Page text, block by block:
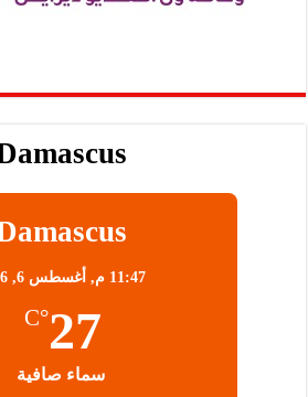
11:47 م, أغسطس 6, 2026
27
°C
سماء صافية